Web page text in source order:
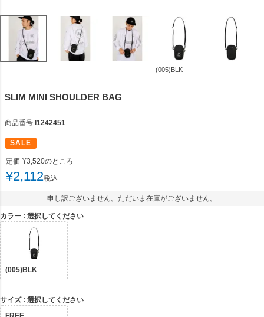
(005)BLK
SLIM MINI SHOULDER BAG
商品番号 l1242451
SALE
定価 ¥3,520のところ
¥2,112税込
申し訳ございません。ただいま在庫がございません。
カラー 選択してください
(005)BLK
サイズ
選択してください